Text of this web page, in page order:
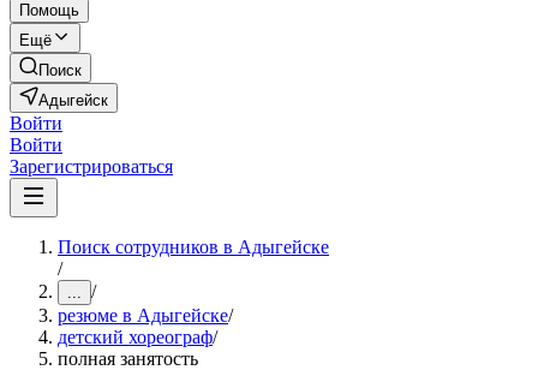
Помощь
Ещё
Поиск
Адыгейск
Войти
Войти
Зарегистрироваться
Поиск сотрудников в Адыгейске
/
... /
резюме в Адыгейске/
детский хореограф/
полная занятость